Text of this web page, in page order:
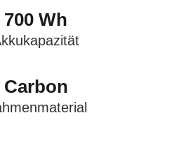
700 Wh
Carbon